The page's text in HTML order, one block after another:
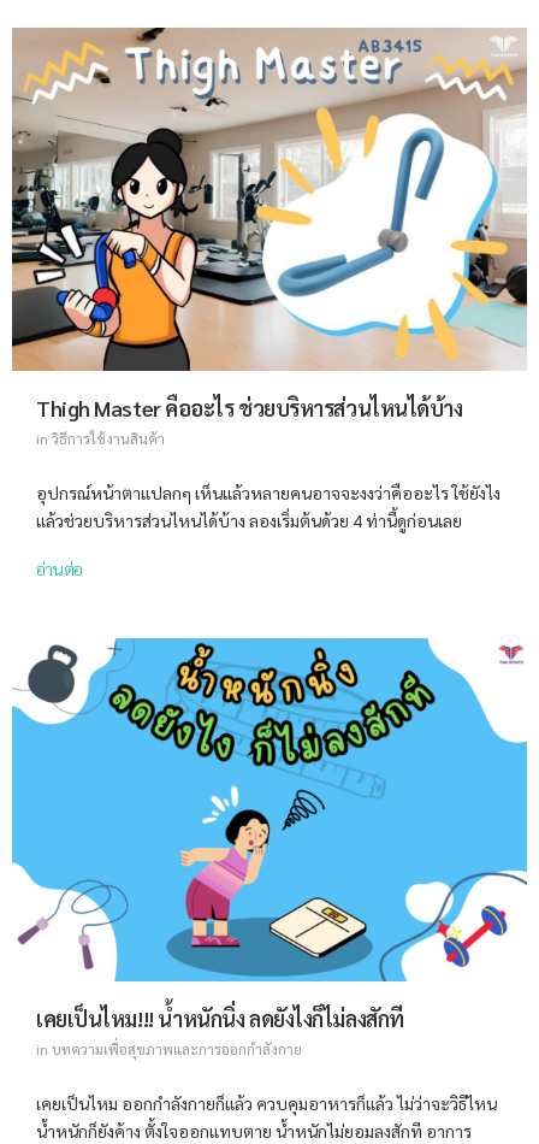
Thigh Master คืออะไร ช่วยบริหารส่วนไหนได้บ้าง
in วิธีการใช้งานสินค้า
อุปกรณ์หน้าตาแปลกๆ เห็นแล้วหลายคนอาจจะงงว่าคืออะไร ใช้ยังไง
แล้วช่วยบริหารส่วนไหนได้บ้าง ลองเริ่มต้นด้วย 4 ท่านี้ดูก่อนเลย
อ่านต่อ
เคยเป็นไหม!!! น้ำหนักนิ่ง ลดยังไงก็ไม่ลงสักที
in บทความเพื่อสุขภาพและการออกกำลังกาย
เคยเป็นไหม ออกกำลังกายก็แล้ว ควบคุมอาหารก็แล้ว ไม่ว่าจะวิธีไหน
น้ำหนักก็ยังค้าง ตั้งใจออกแทบตาย น้ำหนักไม่ยอมลงสักที อาการ